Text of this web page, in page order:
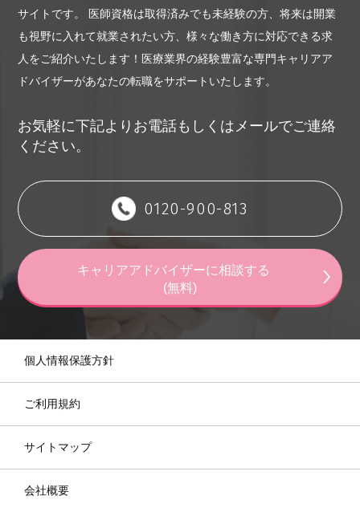
平日 ※1人当直
・当直環境
専用個室あり、室内デスクあり、室内テ
レビあり、共用デスクあり、共用PCあり、
共用シャワーあり
【勤務内容の補足】
サイトです。
医師資格は取得済みでも未経験の方、将来は開業
も視野に入れて就業されたい方、様々な働き方に対応できる求
人をご紹介いたします！ 医療業界の経験豊富な専門キャリアア
ドバイザーがあなたの転職をサポートいたします。
お気軽に下記よりお電話もしくはメールでご連絡
ください。
0120-900-813
キャリアアドバイザーに相談する
(無料)
個人情報保護方針
ご利用規約
サイトマップ
会社概要